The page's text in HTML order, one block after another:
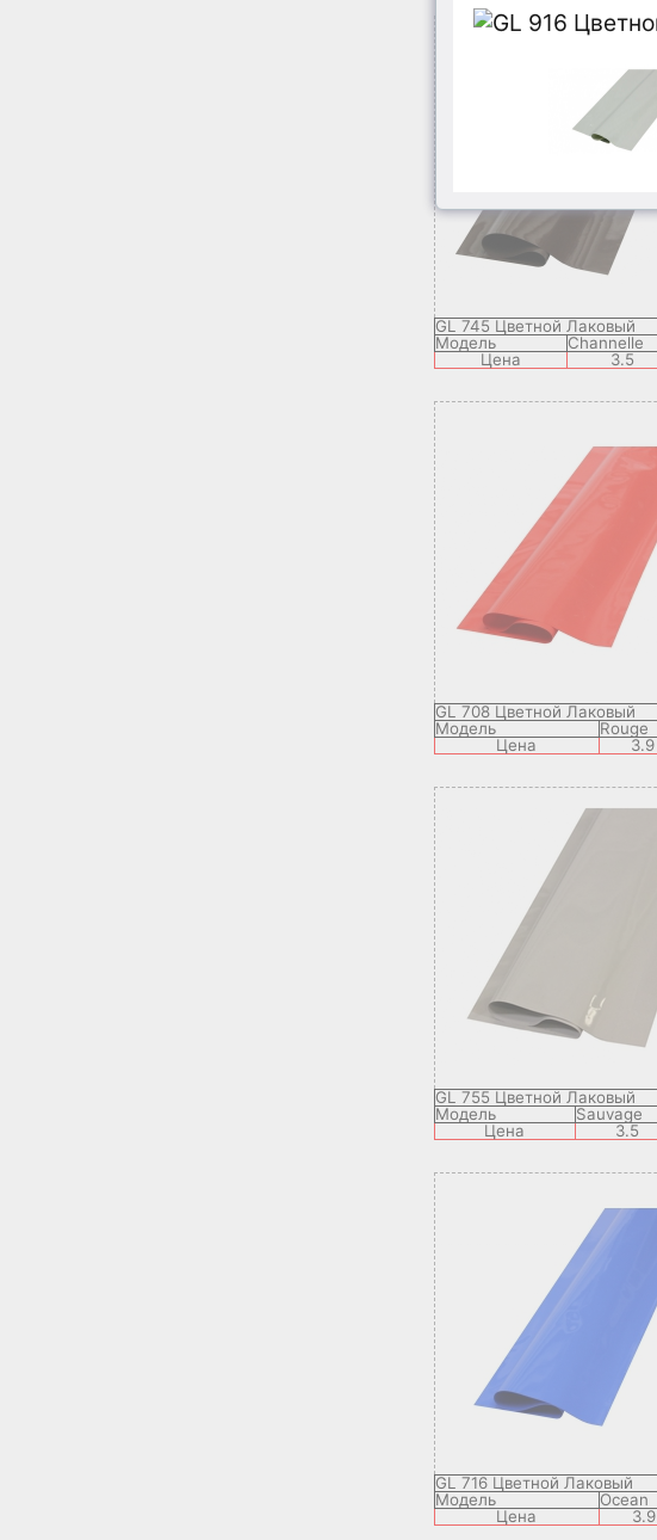
GL 745 Цветной Лаковый
Модель
Channelle
Цена
3.5
GL 708 Цветной Лаковый
Модель
Rouge
Цена
3.9
GL 755 Цветной Лаковый
Модель
Sauvage
Цена
3.5
GL 716 Цветной Лаковый
Модель
Ocean
Цена
3.9